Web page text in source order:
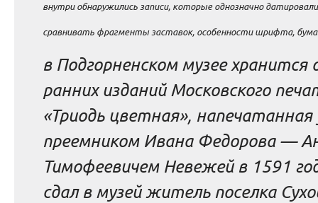
внутри обнаружились записи, которые однозначно
сравнивать фрагменты заставок, особенности шрифта,
в Подгорненском музее хранится
ранних изданий Московского
«Триодь цветная», напечатанная
преемником Ивана Федорова —
Тимофеевичем Невежей в 1591
сдал в музей житель поселка